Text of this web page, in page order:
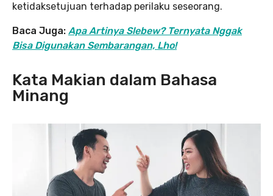
ketidaksetujuan terhadap perilaku seseorang.
Baca Juga: Apa Artinya Slebew? Ternyata Nggak
Bisa Digunakan Sembarangan, Lho!
Kata Makian dalam Bahasa
Minang